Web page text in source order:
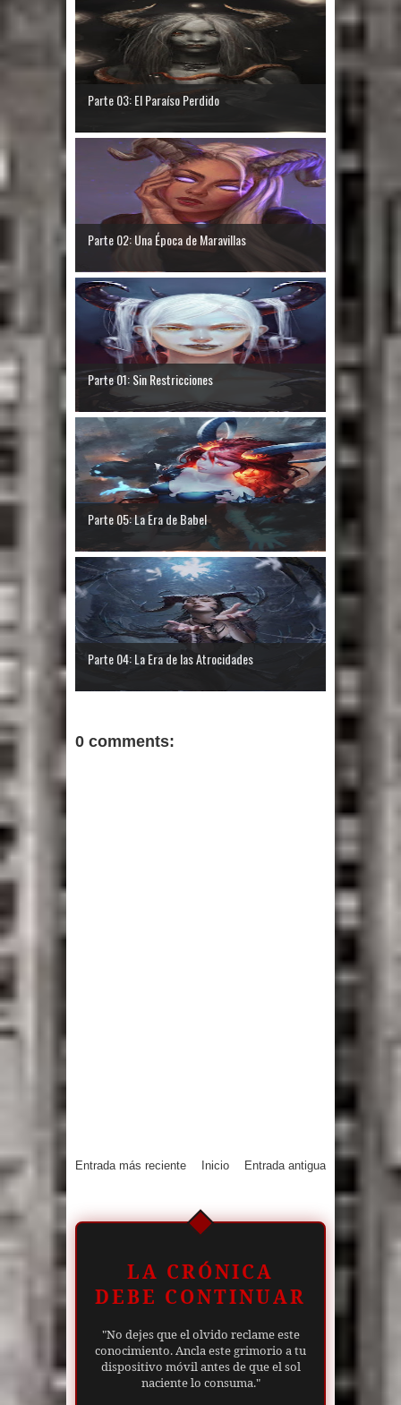
Parte 03: El Paraíso Perdido
Parte 02: Una Época de Maravillas
Parte 01: Sin Restricciones
Parte 05: La Era de Babel
Parte 04: La Era de las Atrocidades
0 comments:
Entrada más reciente Entrada antigua
Inicio
LA CRÓNICA
DEBE CONTINUAR
"No dejes que el olvido reclame este
conocimiento. Ancla este grimorio a tu
dispositivo móvil antes de que el sol
naciente lo consuma."